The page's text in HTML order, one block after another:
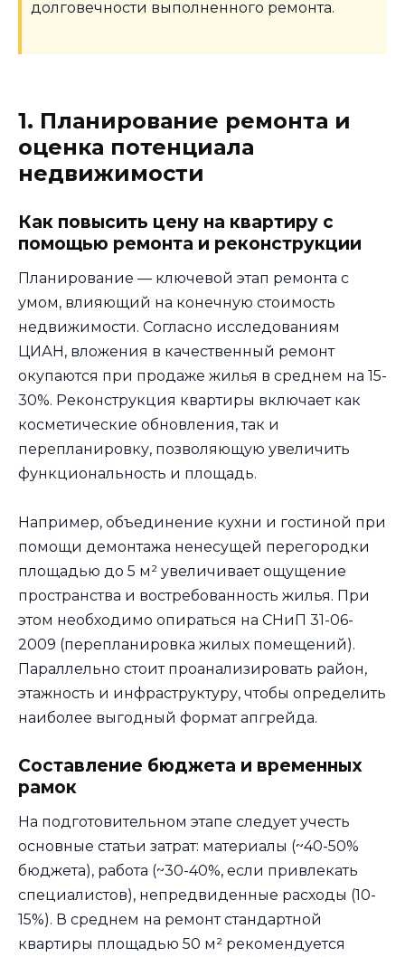
долговечности выполненного ремонта.
1. Планирование ремонта и
оценка потенциала
недвижимости
Как повысить цену на квартиру с
помощью ремонта и реконструкции
Планирование — ключевой этап ремонта с
умом, влияющий на конечную стоимость
недвижимости. Согласно исследованиям
ЦИАН, вложения в качественный ремонт
окупаются при продаже жилья в среднем на 15-
30%. Реконструкция квартиры включает как
косметические обновления, так и
перепланировку, позволяющую увеличить
функциональность и площадь.
Например, объединение кухни и гостиной при
помощи демонтажа ненесущей перегородки
площадью до 5 м² увеличивает ощущение
пространства и востребованность жилья. При
этом необходимо опираться на СНиП 31-06-
2009 (перепланировка жилых помещений).
Параллельно стоит проанализировать район,
этажность и инфраструктуру, чтобы определить
наиболее выгодный формат апгрейда.
Составление бюджета и временных
рамок
На подготовительном этапе следует учесть
основные статьи затрат: материалы (~40-50%
бюджета), работа (~30-40%, если привлекать
специалистов), непредвиденные расходы (10-
15%). В среднем на ремонт стандартной
квартиры площадью 50 м² рекомендуется